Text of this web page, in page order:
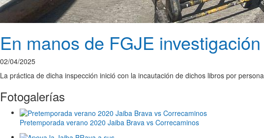
En manos de FGJE
02/04/2025
La práctica de dicha inspección inició con la incautación de dichos libros por
Fotogalerías
Pretemporada verano 2020 Jaiba Brava vs Correcaminos